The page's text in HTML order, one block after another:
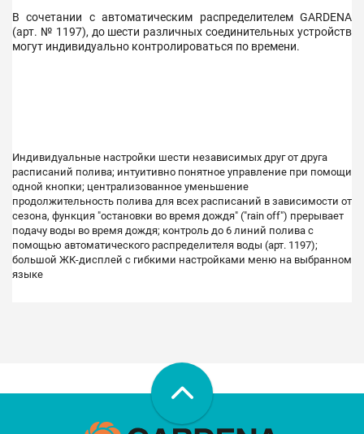
В сочетании с автоматическим распределителем GARDENA
(арт. № 1197), до шести различных соединительных устройств
могут индивидуально контролироваться по времени.
Индивидуальные настройки шести независимых друг от друга
расписаний полива; интуитивно понятное управление при помощи
одной кнопки; централизованное уменьшение
продолжительность полива для всех расписаний в зависимости от
сезона, функция "остановки во время дождя" ("rain off") прерывает
подачу воды во время дождя; контроль до 6 линий полива с
помощью автоматического распределителя воды (арт. 1197);
большой ЖК-дисплей с гибкими настройками меню на выбранном
языке